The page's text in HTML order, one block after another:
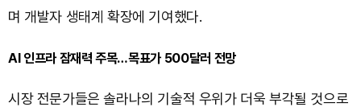
며 개발자 생태계 확장에 기여했다.
AI 인프라 잠재력 주목…목표가 500달러 전망
시장 전문가들은 솔라나의 기술적 우위가 더욱 부각될 것으로